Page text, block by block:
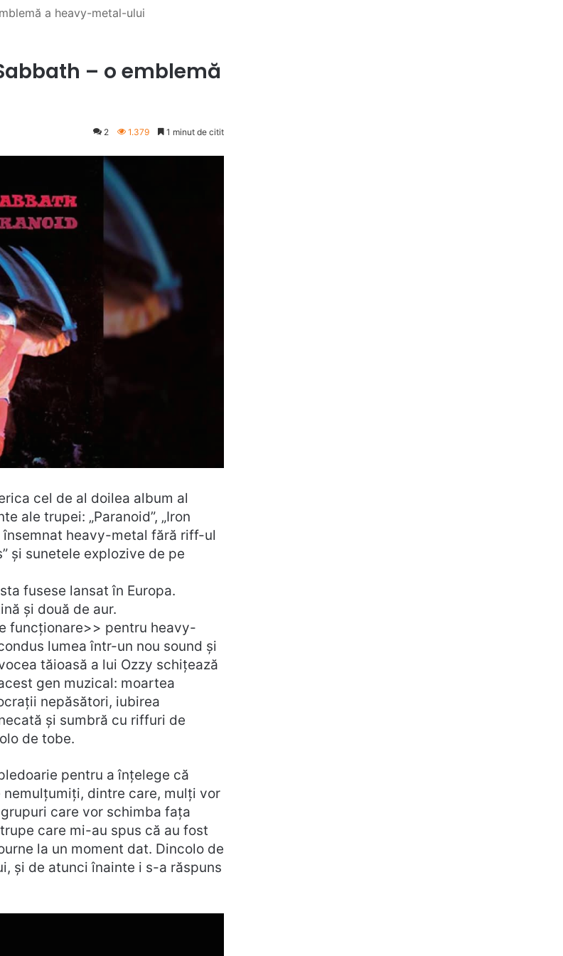
a heavy-metal-ului
– o emblemă
2 1.379 1 minut de citit
cel de al doilea album al
ale trupei: „Paranoid”, „Iron
însemnat heavy-metal fără riff-ul
și sunetele explozive de pe
fusese lansat în Europa.
și două de aur.
funcționare>> pentru heavy-
lumea într-un nou sound și
tăioasă a lui Ozzy schițează
gen muzical: moartea
nepăsători, iubirea
și sumbră cu riffuri de
de tobe.
pentru a înțelege că
dintre care, mulți vor
care vor schimba fața
care mi-au spus că au fost
la un moment dat. Dincolo de
și de atunci înainte i s-a răspuns